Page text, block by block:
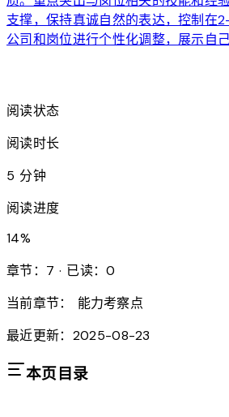
支撑，保持真诚自然的表达，控制在
公司和岗位进行个性化调整，展示自
阅读状态
阅读时长
5 分钟
阅读进度
14%
章节：7 · 已读：0
当前章节：
能力考察点
最近更新：2025-08-23
本页目录